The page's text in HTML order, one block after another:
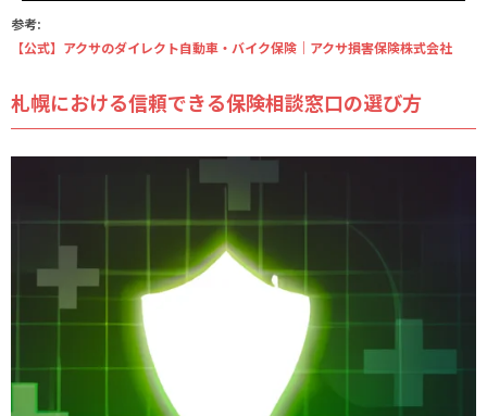
参考:
【公式】アクサのダイレクト自動車・バイク保険｜アクサ損害保険株式会社
札幌における信頼できる保険相談窓口の選び方